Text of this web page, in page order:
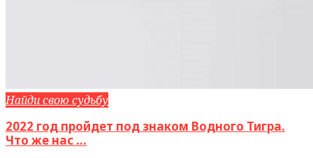
Найди свою судьбу
2022 год пройдет под знаком Водного Тигра.
Что же нас ...